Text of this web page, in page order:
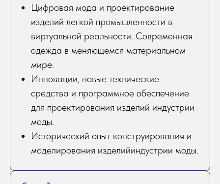
Цифровая мода и проектирование
изделий легкой промышленности в
виртуальной реальности. Современная
одежда в меняющемся материальном
мире.
Инновации, новые технические
средства и программное обеспечение
для проектирования изделий индустрии
моды.
Исторический опыт конструирования и
моделирования изделийиндустрии моды.